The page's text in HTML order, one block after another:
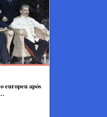
europeu após